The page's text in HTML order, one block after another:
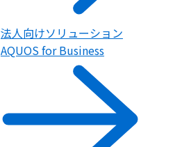
法人向けソリューション
AQUOS for Business